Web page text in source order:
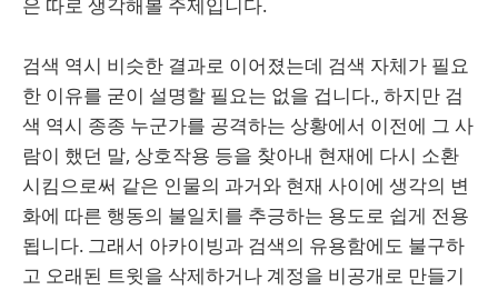
검색 역시 비슷한 결과로 이어졌는데 검색 자체가 필요
한 이유를 굳이 설명할 필요는 없을 겁니다., 하지만 검
색 역시 종종 누군가를 공격하는 상황에서 이전에 그 사
람이 했던 말, 상호작용 등을 찾아내 현재에 다시 소환
시킴으로써 같은 인물의 과거와 현재 사이에 생각의 변
화에 따른 행동의 불일치를 추긍하는 용도로 쉽게 전용
됩니다. 그래서 아카이빙과 검색의 유용함에도 불구하
고 오래된 트윗을 삭제하거나 계정을 비공개로 만들기